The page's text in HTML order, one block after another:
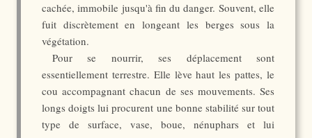
cachée, immobile jusqu'à fin du danger. Souvent, elle
fuit discrètement en longeant les berges sous la
végétation.
Pour se nourrir, ses déplacement sont
essentiellement terrestre. Elle lève haut les pattes, le
cou accompagnant chacun de ses mouvements. Ses
longs doigts lui procurent une bonne stabilité sur tout
type de surface, vase, boue, nénuphars et lui